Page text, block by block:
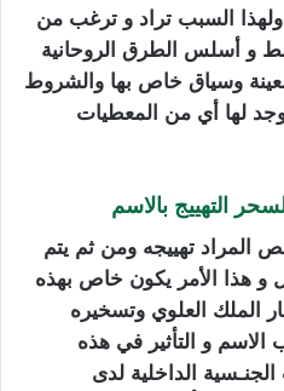
ولهذا السبب تراد و ترغب من
و أسلس الطرق الروحانية
وسياق خاص بها والشروط
لها أي من المعطيات
التهييج بالاسم
تهييجه ومن ثم يتم
هذا الأمر يكون خاص بهذه
الملك العلوي وتسخيره
الاسم و التأثير في هذه
الداخلية لدى